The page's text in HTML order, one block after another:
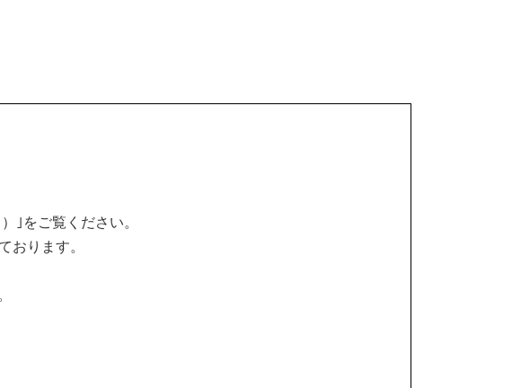
｣をご覧ください。
ります。